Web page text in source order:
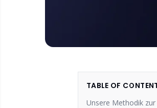
TABLE OF
Unsere Methodik